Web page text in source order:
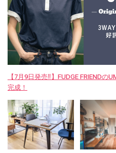
【7月9日発売‼︎】FUDGE FRIEND
完成！